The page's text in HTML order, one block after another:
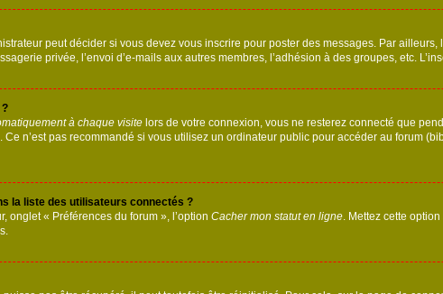
peut décider si vous devez vous inscrire pour poster des messages. Par
privée, l’envoi d’e-mails aux autres membres, l’adhésion à des groupes, etc.
à chaque visite lors de votre connexion, vous ne resterez connecté que
n’est pas recommandé si vous utilisez un ordinateur public pour accéder au forum
la liste des utilisateurs connectés ?
onglet « Préférences du forum », l’option Cacher mon statut en ligne . Mettez cette